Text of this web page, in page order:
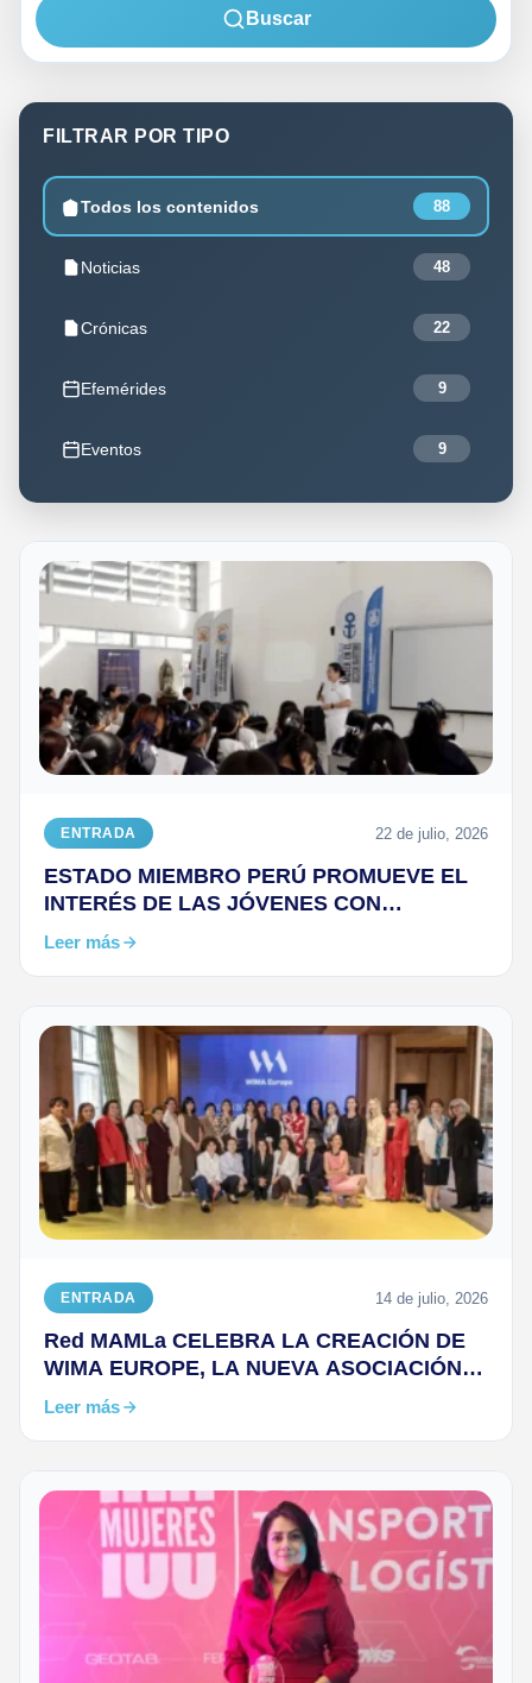
Buscar
FILTRAR POR TIPO
Todos los contenidos 88
Noticias 48
Crónicas 22
Efemérides 9
Eventos 9
ENTRADA 22 de julio, 2026
ESTADO MIEMBRO PERÚ PROMUEVE EL
INTERÉS DE LAS JÓVENES CON
OPORTUNIDADES DE DESARROLLO
Leer más
ENTRADA 14 de julio, 2026
Red MAMLa CELEBRA LA CREACIÓN DE
WIMA EUROPE, LA NUEVA ASOCIACIÓN
DE MUJERES IMPULSADA POR LA OMI
Leer más